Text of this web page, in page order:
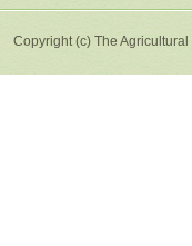
Copyright (c) The